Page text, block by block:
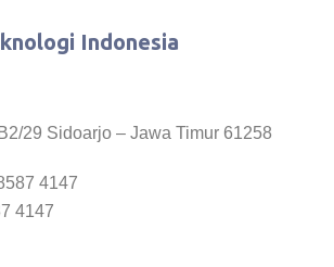
Indonesia
29 Sidoarjo – Jawa Timur 61258
4147
4147